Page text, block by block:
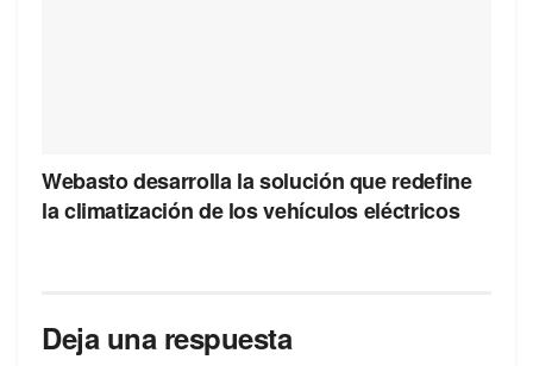
Webasto desarrolla la solución que redefine
la climatización de los vehículos eléctricos
Deja una respuesta